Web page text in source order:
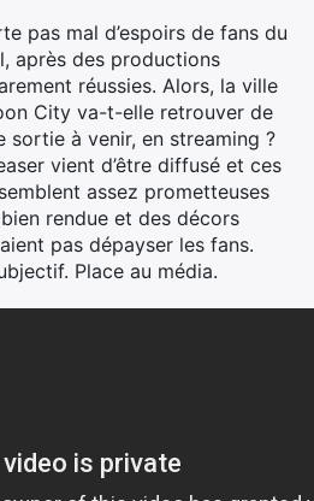
pas mal d’espoirs de fans du
après des productions
réussies. Alors, la ville
City va-t-elle retrouver de
sortie à venir, en streaming ?
vient d’être diffusé et ces
assez prometteuses
rendue et des décors
pas dépayser les fans.
Place au média.